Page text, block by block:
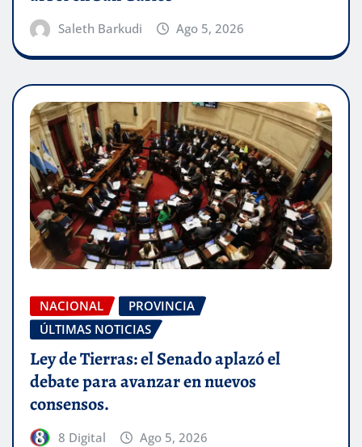
Saleth Barkudi Ago 5, 2026
NACIONAL
PROVINCIA
ÚLTIMAS NOTICIAS
Ley de Tierras: el Senado aplazó el
debate para avanzar en nuevos
consensos.
8 Digital Ago 5, 2026